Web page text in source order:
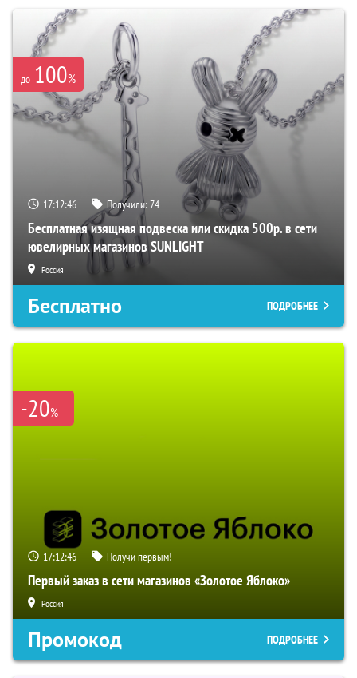
до 100%
17:12:45 Получили:74
Бесплатная изящная подвеска или скидка 500р. в сети
ювелирных магазинов SUNLIGHT
Россия
Бесплатно ПОДРОБНЕЕ
-20%
17:12:45 Получи первым!
Первый заказ в сети магазинов «Золотое Яблоко»
Россия
Промокод ПОДРОБНЕЕ